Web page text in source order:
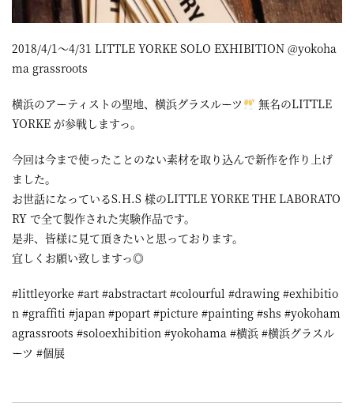
2018/4/1～4/31 LITTLE YORKE SOLO EXHIBITION @yokoha
ma grassroots
横浜のアーティストの聖地、横浜グラスルーツ
無名のLITTLE
YORKE が参戦しますっ。
今回は今まで使ったことのない素材を取り込んで新作を作り上げ
ました。
お世話になっているS.H.S 様のLITTLE YORKE THE LABORATO
RY で全て製作された実験作品です。
是非、皆様に見て頂きたいと思っております。
宜しくお願い致しますっ◎
#littleyorke #art #abstractart #colourful #drawing #exhibitio
n #graffiti #japan #popart #picture #painting #shs #yokoham
agrassroots #soloexhibition #yokohama #横浜 #横浜グラスル
ーツ #個展